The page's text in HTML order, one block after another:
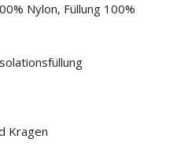
Nylon, Füllung 100%
Kragen